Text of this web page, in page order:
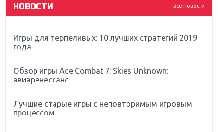
все новости
НОВОСТИ
Far Cry 5: хвалить нельзя ругать
Игры для терпеливых: 10 лучших стратегий 2019
года
Обзор игры Ace Combat 7: Skies Unknown:
авиаренессанс
Лучшие старые игры с неповторимым игровым
процессом